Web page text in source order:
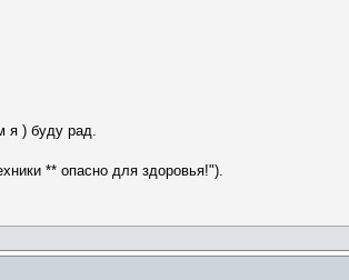
я ) буду рад.
** опасно для здоровья!").